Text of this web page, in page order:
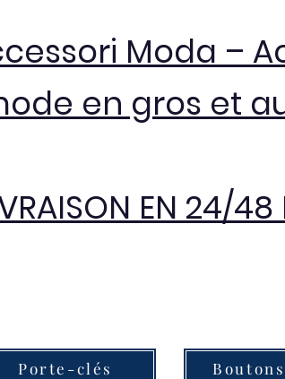
Moda –
en gros et
EN 24/48
Porte-clés